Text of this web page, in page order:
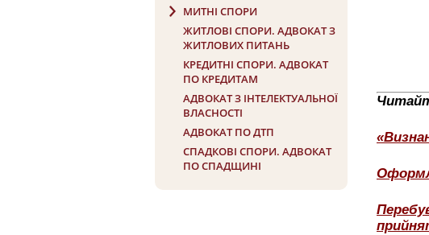
МИТНІ СПОРИ
ЖИТЛОВІ СПОРИ. АДВОКАТ З
ЖИТЛОВИХ ПИТАНЬ
КРЕДИТНІ СПОРИ. АДВОКАТ
ПО КРЕДИТАМ
АДВОКАТ З ІНТЕЛЕКТУАЛЬНОЇ
ВЛАСНОСТІ
АДВОКАТ ПО ДТП
СПАДКОВІ СПОРИ. АДВОКАТ
ПО СПАДЩИНІ